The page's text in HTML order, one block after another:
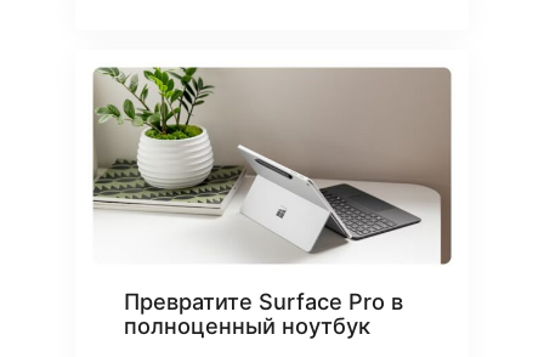
Превратите Surface Pro в
полноценный ноутбук